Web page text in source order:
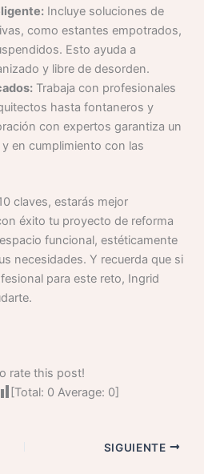
Incluye soluciones de
como estantes empotrados,
Esto ayuda a
y libre de desorden.
Trabaja con profesionales
hasta fontaneros y
con expertos garantiza un
en cumplimiento con las
claves, estarás mejor
éxito tu proyecto de reforma
funcional, estéticamente
necesidades. Y recuerda que si
para este reto, Ingrid
rate this post!
[Total: 0 Average: 0
SIGUIENTE